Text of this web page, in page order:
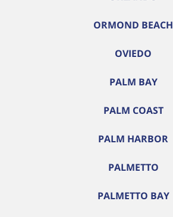
ORMOND BEACH
OVIEDO
PALM BAY
PALM COAST
PALM HARBOR
PALMETTO
PALMETTO BAY